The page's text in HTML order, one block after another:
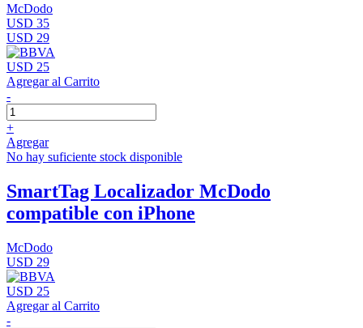
McDodo
USD 35
USD 29
USD 25
Agregar al Carrito
-
+
Agregar
No hay suficiente stock disponible
SmartTag Localizador McDodo
compatible con iPhone
McDodo
USD 29
USD 25
Agregar al Carrito
-